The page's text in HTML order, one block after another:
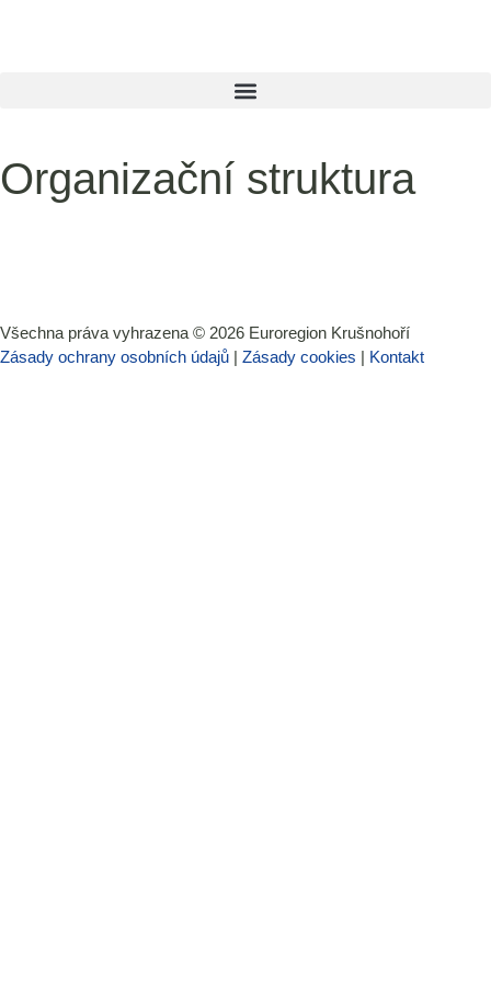
Organizační struktura
Všechna práva vyhrazena © 2026 Euroregion Krušnohoří
Zásady ochrany osobních údajů | Zásady cookies​ | Kontakt​